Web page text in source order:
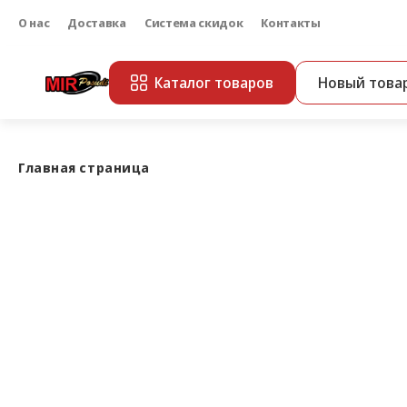
О нас Доставка Система скидок Контакты
Каталог товаров Новый
Главная страница